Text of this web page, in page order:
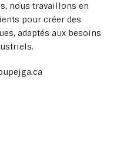
nous travaillons en
pour créer des
adaptés aux besoins